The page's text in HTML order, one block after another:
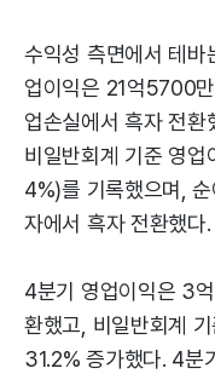
수익성 측면에서 테
업이익은 21억5700
업손실에서 흑자 전
비일반회계 기준 영
4%)를 기록했으며,
자에서 흑자 전환했다.
4분기 영업이익은 3
환했고, 비일반회계
31.2% 증가했다. 4분